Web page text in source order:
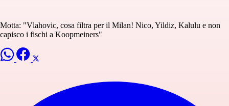
Motta: "Vlahovic, cosa filtra per il Milan! Nico, Yildiz, Kalulu e non
capisco i fischi a Koopmeiners"